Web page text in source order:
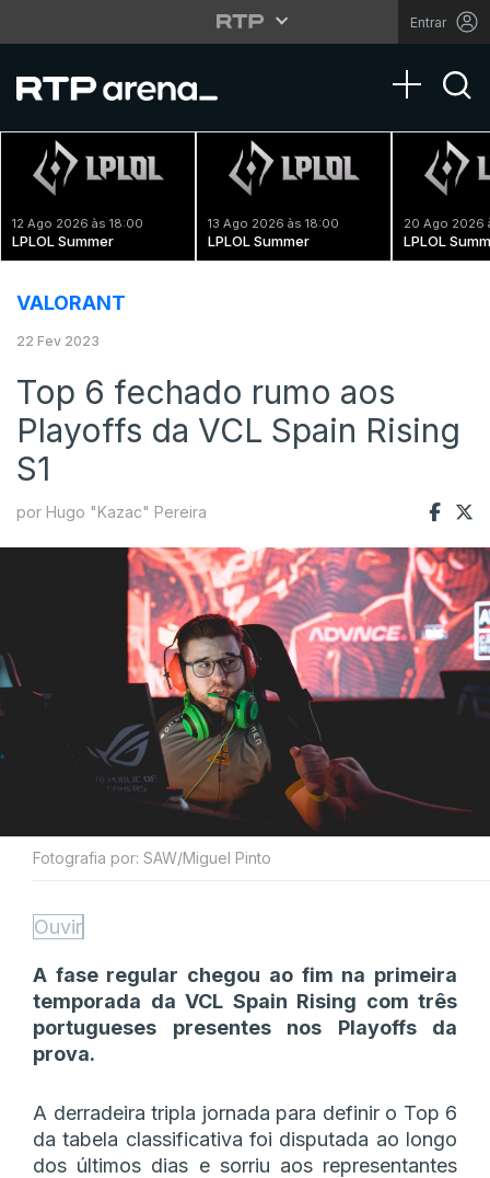
Entrar
Toggle
12 Ago 2026 às 18:00
LPLOL Summer
13 Ago 2026 às 18:00
LPLOL Summer
20 Ago 2026
LPLOL
VALORANT
22 Fev 2023
Top 6 fechado rumo aos
Playoffs da VCL Spain Rising
S1
por Hugo "Kazac" Pereira
Fotografia por: SAW/Miguel Pinto
Ouvir
A fase regular chegou ao fim na primeira
temporada da VCL Spain Rising com três
portugueses presentes nos Playoffs da
prova.
A derradeira tripla jornada para definir o Top 6
da tabela classificativa foi disputada ao longo
dos últimos dias e sorriu aos representantes